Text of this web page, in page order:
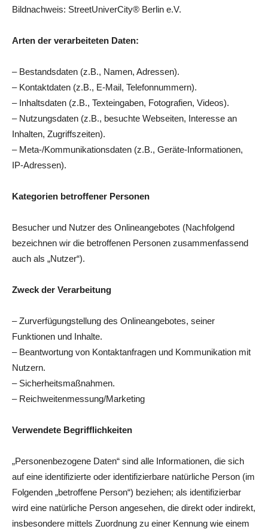
Bildnachweis: StreetUniverCity® Berlin e.V.
Arten der verarbeiteten Daten:
– Bestandsdaten (z.B., Namen, Adressen).
– Kontaktdaten (z.B., E-Mail, Telefonnummern).
– Inhaltsdaten (z.B., Texteingaben, Fotografien, Videos).
– Nutzungsdaten (z.B., besuchte Webseiten, Interesse an
Inhalten, Zugriffszeiten).
– Meta-/Kommunikationsdaten (z.B., Geräte-Informationen,
IP-Adressen).
Kategorien betroffener Personen
Besucher und Nutzer des Onlineangebotes (Nachfolgend
bezeichnen wir die betroffenen Personen zusammenfassend
auch als „Nutzer“).
Zweck der Verarbeitung
– Zurverfügungstellung des Onlineangebotes, seiner
Funktionen und Inhalte.
– Beantwortung von Kontaktanfragen und Kommunikation mit
Nutzern.
– Sicherheitsmaßnahmen.
– Reichweitenmessung/Marketing
Verwendete Begrifflichkeiten
„Personenbezogene Daten“ sind alle Informationen, die sich
auf eine identifizierte oder identifizierbare natürliche Person (im
Folgenden „betroffene Person“) beziehen; als identifizierbar
wird eine natürliche Person angesehen, die direkt oder indirekt,
insbesondere mittels Zuordnung zu einer Kennung wie einem